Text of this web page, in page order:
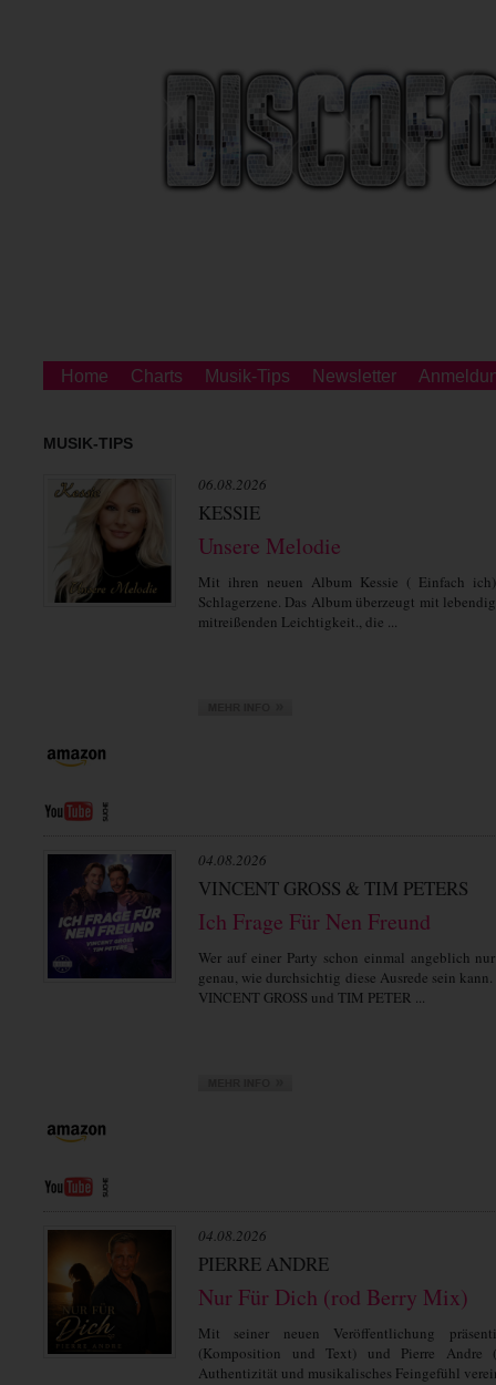
Home Charts Musik-Tips Newsletter
MUSIK-TIPS
06.08.2026
KESSIE
Unsere Melodie
Mit ihren neuen Album Kessie ( Einfach
Schlagerzene. Das Album überzeugt mit
mitreißenden Leichtigkeit., die ...
04.08.2026
VINCENT GROSS & TIM PETERS
Ich Frage Für Nen Freund
Wer auf einer Party schon einmal angeblich
genau, wie durchsichtig diese Ausrede sein
VINCENT GROSS und TIM PETER ...
04.08.2026
PIERRE ANDRE
Nur Für Dich (rod Berry Mix)
Mit seiner neuen Veröffentlichung
(Komposition und Text) und Pierre Andre
Authentizität und musikalisches Feingefühl